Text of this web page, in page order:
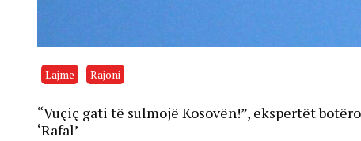
Lajme Rajoni
“Vuçiç gati të sulmojë Kosovën!”, ekspertët
‘Rafal’